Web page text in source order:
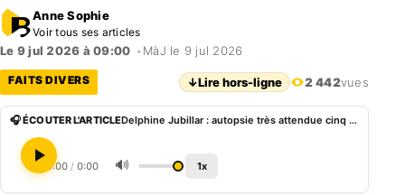
Anne Sophie
Voir tous ses articles
Le 9 jul 2026 à 09:00 • MàJ le 9 jul 2026
FAITS DIVERS ↓Lire hors-ligne 2 442vues
🎧 ÉCOUTER L'ARTICLE Delphine Jubillar : autopsie très attendue cinq ans après sa mort
0:00 / 0:00 🔊 1x